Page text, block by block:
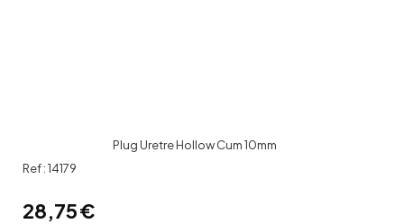
Plug Uretre Hollow Cum 10mm
Ref :14179
28,75€